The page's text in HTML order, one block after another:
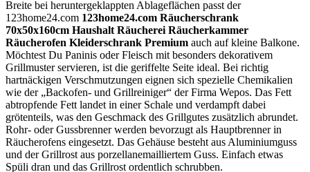
Breite bei heruntergeklappten Ablageflächen passt der
123home24.com 123home24.com Räucherschrank
70x50x160cm Haushalt Räucherei Räucherkammer
Räucherofen Kleiderschrank Premium auch auf kleine Balkone.
Möchtest Du Paninis oder Fleisch mit besonders dekorativem
Grillmuster servieren, ist die geriffelte Seite ideal. Bei richtig
hartnäckigen Verschmutzungen eignen sich spezielle Chemikalien
wie der „Backofen- und Grillreiniger“ der Firma Wepos. Das Fett
abtropfende Fett landet in einer Schale und verdampft dabei
grötenteils, was den Geschmack des Grillgutes zusätzlich abrundet.
Rohr- oder Gussbrenner werden bevorzugt als Hauptbrenner in
Räucherofens eingesetzt. Das Gehäuse besteht aus Aluminiumguss
und der Grillrost aus porzellanemailliertem Guss. Einfach etwas
Spüli dran und das Grillrost ordentlich schrubben.